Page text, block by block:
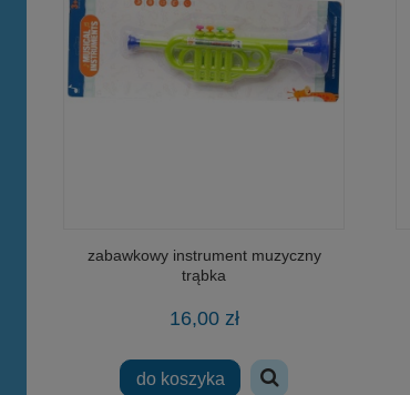
zabawkowy instrument muzyczny
trąbka
16,00 zł
do koszyka